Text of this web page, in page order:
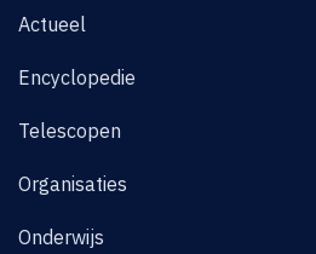
Actueel
Encyclopedie
Telescopen
Organisaties
Onderwijs